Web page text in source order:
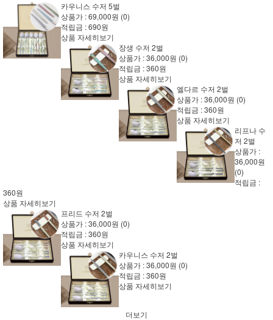
카우니스 수저 5벌
상품가 :69,000원 (0)
적립금 :690원
상품 자세히보기
장생 수저 2벌
상품가 :36,000원 (0)
적립금 :360원
상품 자세히보기
엘다르 수저 2벌
상품가 :36,000원 (0)
적립금 :360원
상품 자세히보기
리프나 수
저 2벌
상품가 :
36,000원
(0)
적립금 :
360원
상품 자세히보기
프리드 수저 2벌
상품가 :36,000원 (0)
적립금 :360원
상품 자세히보기
카우니스 수저 2벌
상품가 :36,000원 (0)
적립금 :360원
상품 자세히보기
더보기